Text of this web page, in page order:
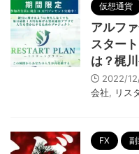
仮想通貨
アルフ
スター
は？梶
2022/
会社
リス
FX